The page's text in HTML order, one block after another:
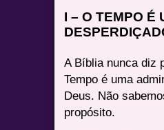
I – O TEMPO É
A Bíblia nunca diz
Tempo é uma
Deus. Não
propósito.